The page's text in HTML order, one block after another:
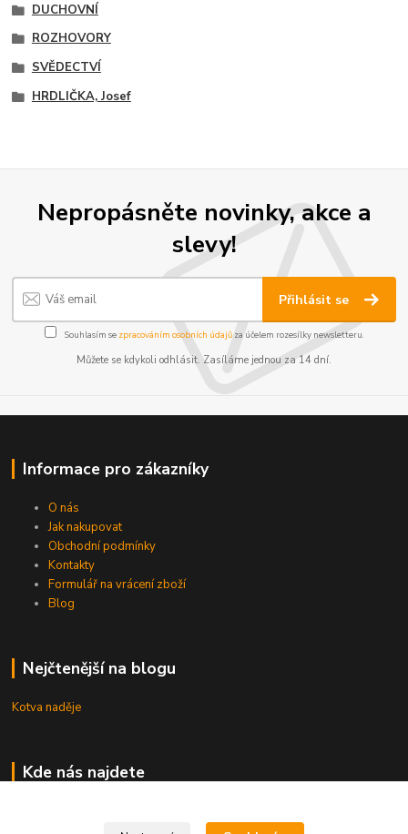
DUCHOVNÍ
ROZHOVORY
SVĚDECTVÍ
HRDLIČKA, Josef
Nepropásněte novinky, akce a
slevy!
Přihlásit se
Souhlasím se zpracováním osobních údajůza účelem rozesílky newsletteru.
Můžete se kdykoli odhlásit. Zasíláme jednou za 14 dní.
Informace pro zákazníky
O nás
Jak nakupovat
Obchodní podmínky
Kontakty
Formulář na vrácení zboží
Blog
Nejčtenější na blogu
Kotva naděje
Kde nás najdete